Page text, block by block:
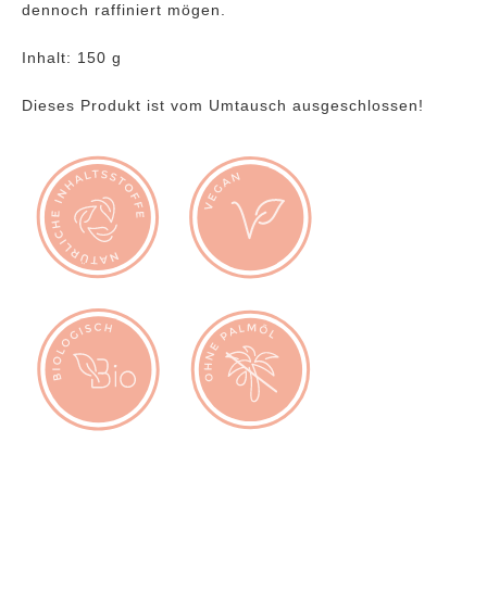
dennoch raffiniert mögen.
Inhalt: 150 g
Dieses Produkt ist vom Umtausch ausgeschlossen!